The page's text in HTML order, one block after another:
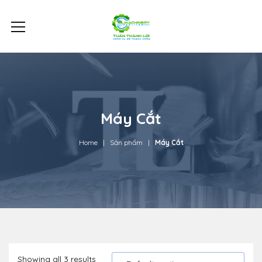
Máy Cắt
Home Sản phẩm Máy Cắt
Showing all 3 results